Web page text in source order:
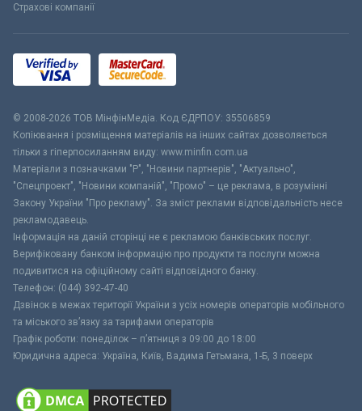
Страхові компанії
© 2008-2026 ТОВ МiнфiнМедiа. Код ЄДРПОУ: 35506859
Копіювання і розміщення матеріалів на інших сайтах дозволяється
тільки з гіперпосиланням виду: www.minfin.com.ua
Матеріали з позначками "Р", "Новини партнерів", "Актуально",
"Спецпроект", "Новини компаній", "Промо" – це реклама, в розумінні
Закону України "Про рекламу". За зміст реклами відповідальність несе
рекламодавець.
Інформація на даній сторінці не є рекламою банківських послуг.
Верифіковану банком інформацію про продукти та послуги можна
подивитися на офіційному сайті відповідного банку.
Телефон: (044) 392-47-40
Дзвінок в межах території України з усіх номерів операторів мобільного
та міського зв’язку за тарифами операторів
Графік роботи: понеділок – п’ятниця з 09:00 до 18:00
Юридична адреса: Україна, Київ, Вадима Гетьмана, 1-Б, 3 поверх